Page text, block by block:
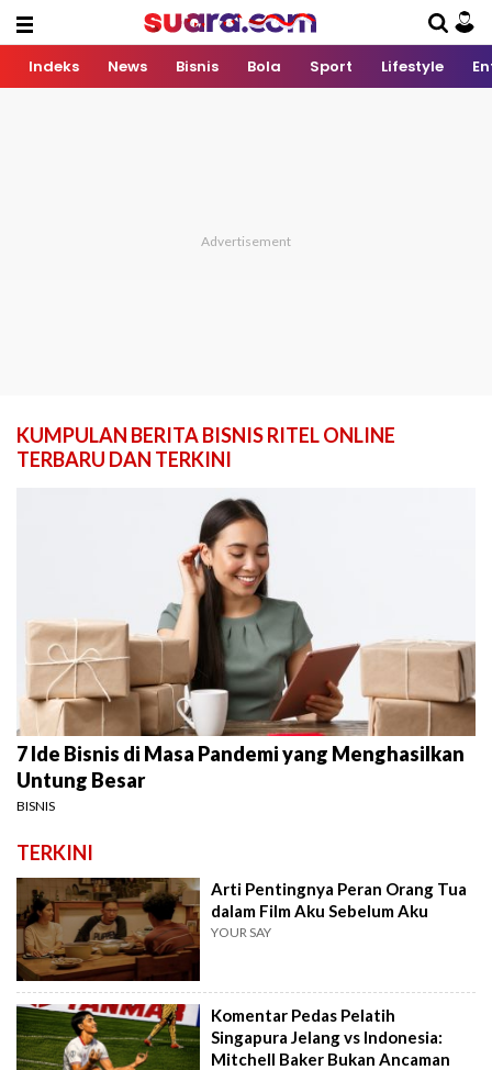
Indeks News Bisnis Bola Sport Lifestyle
KUMPULAN BERITA BISNIS RITEL ONLINE
TERBARU DAN TERKINI
7 Ide Bisnis di Masa Pandemi yang Menghasilkan
Untung Besar
BISNIS
TERKINI
Arti Pentingnya Peran Orang Tua
dalam Film Aku Sebelum Aku
YOUR SAY
Komentar Pedas Pelatih
Singapura Jelang vs Indonesia:
Mitchell Baker Bukan Ancaman